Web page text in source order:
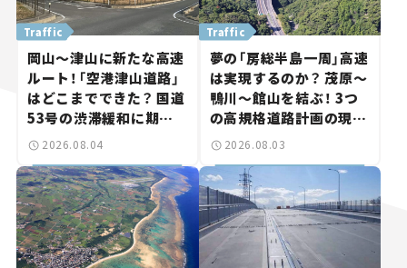
Traffic
岡山～津山に新たな高速
ルート！「空港津山道路」
はどこまでできた？ 国道
53号の渋滞緩和に期待。
岡山市側でも動きが【い
2026.08.04
Traffic
夢の「房総半島一周」高速
は実現するのか？ 茂原～
鴨川～館山を結ぶ！ 3つ
の高規格道路計画の現
状。「館山鴨川道路」で検
路計画】
2026.08.03